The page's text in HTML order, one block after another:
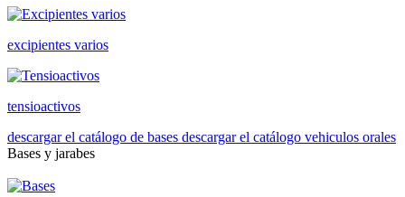
excipientes varios
tensioactivos
descargar el catálogo de bases descargar el catálogo vehiculos orales
Bases y jarabes